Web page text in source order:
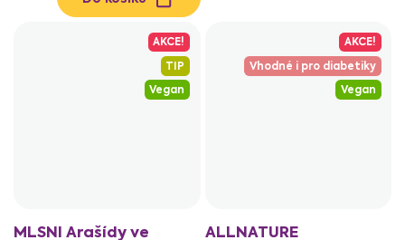
AKCE!
TIP
Vegan
MLSNI Arašídy ve
AKCE!
Vhodné i pro diabetiky
Vegan
ALLNATURE